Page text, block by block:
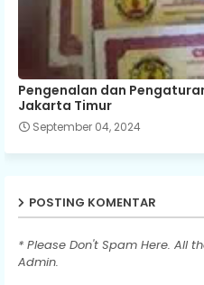
Pengenalan dan
Jakarta Timur
September 04, 2024
POSTING KOMENTAR
* Please Don't Spam Here. All
Admin.